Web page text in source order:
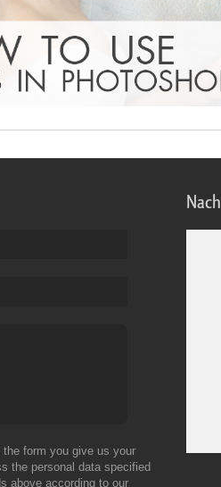
the form you give us your
the personal data specified
above according to our